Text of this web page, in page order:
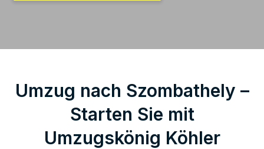
Umzug nach Szombathely –
Starten Sie mit
Umzugskönig Köhler